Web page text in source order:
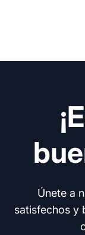
Únete a
satisfechos y